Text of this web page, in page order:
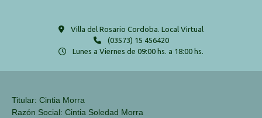
Villa del Rosario Cordoba. Local Virtual
(03573) 15 456420
Lunes a Viernes de 09:00 hs. a 18:00 hs.
Titular: Cintia Morra
Razón Social: Cintia Soledad Morra